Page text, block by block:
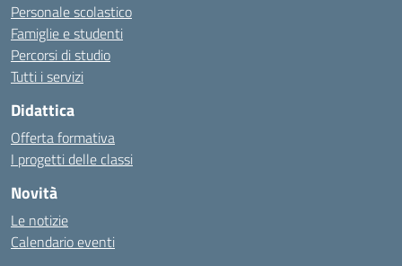
Personale scolastico
Famiglie e studenti
Percorsi di studio
Tutti i servizi
Didattica
Offerta formativa
I progetti delle classi
Novità
Le notizie
Calendario eventi